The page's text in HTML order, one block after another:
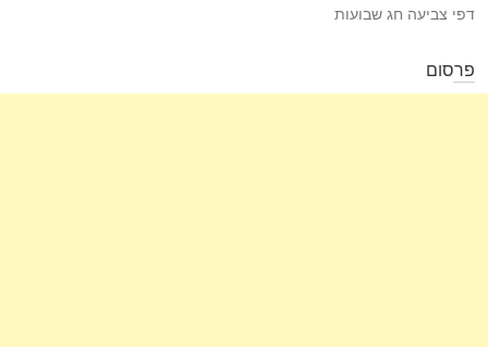
דפי צביעה חג שבועות
פרסום